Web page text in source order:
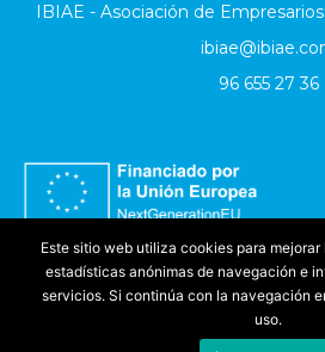
IBIAE - Asociación de
96 655 27 36
Este sitio web utiliza cookies para
estadísticas anónimas de navegación e
servicios. Si continúa con la navegación
uso.